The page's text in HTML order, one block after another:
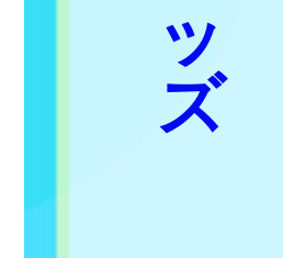
ッ
ズ